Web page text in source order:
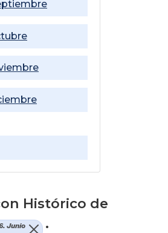
ventana)
Histórico de
Junio .